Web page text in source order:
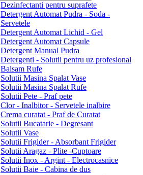
Dezinfectanti pentru suprafete
Detergent Automat Pudra - Soda -
Servetele
Detergent Automat Lichid - Gel
Detergent Automat Capsule
Detergent Manual Pudra
Detergenti - Solutii pentru uz profesional
Balsam Rufe
Solutii Masina Spalat Vase
Solutii Masina Spalat Rufe
Solutii Pete - Praf pete
Clor - Inalbitor - Servetele inalbire
Crema curatat - Praf de Curatat
Solutii Bucatarie - Degresant
Solutii Vase
Solutii Frigider - Absorbant Frigider
Solutii Aragaz - Plite -Cuptoare
Solutii Inox - Argint - Electrocasnice
Solutii Baie - Cabina de dus